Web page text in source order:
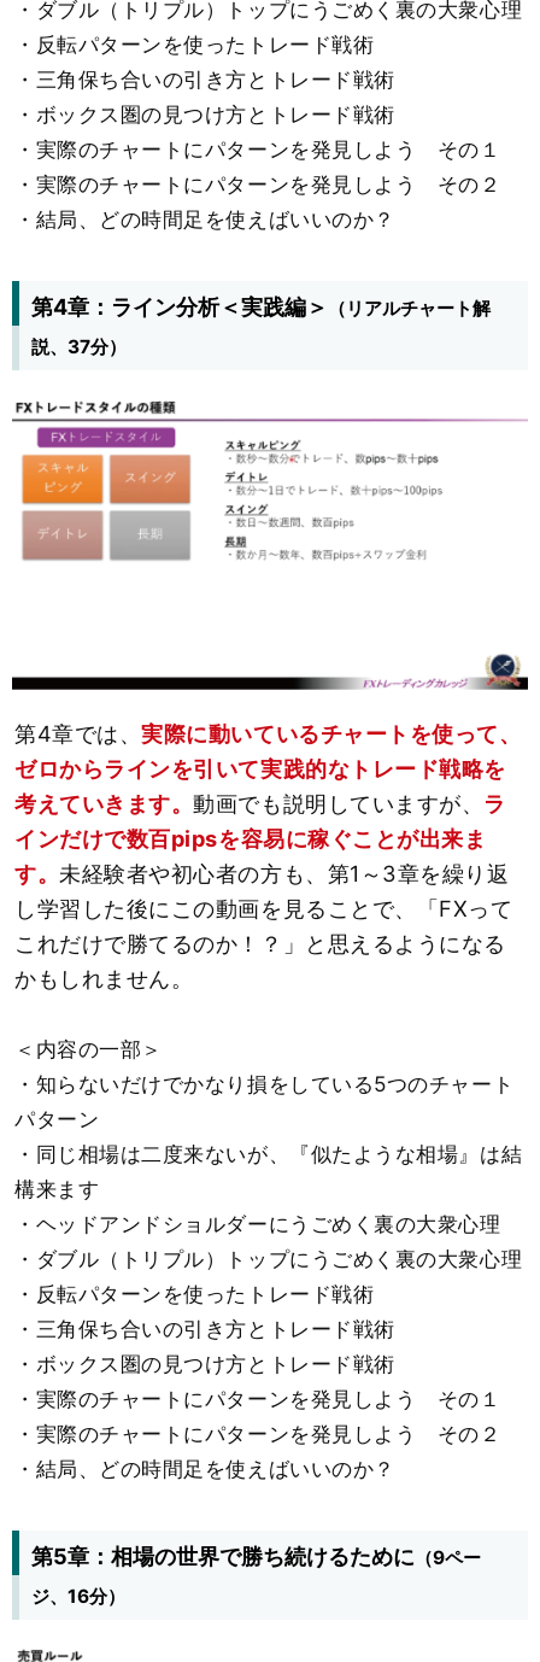
・ダブル（トリプル）トップにうごめく裏の大衆心理
・反転パターンを使ったトレード戦術
・三角保ち合いの引き方とトレード戦術
・ボックス圏の見つけ方とトレード戦術
・実際のチャートにパターンを発見しよう その１
・実際のチャートにパターンを発見しよう その２
・結局、どの時間足を使えばいいのか？
第4章：ライン分析＜実践編＞
（リアルチャート解
説、37分）
第4章では、実際に動いているチャートを使って、
ゼロからラインを引いて実践的なトレード戦略を
考えていきます。動画でも説明していますが、 ラ
インだけで数百pipsを容易に稼ぐことが出来ま
す。 未経験者や初心者の方も、第1～3章を繰り返
し学習した後にこの動画を見ることで、「FXって
これだけで勝てるのか！？」と思えるようになる
かもしれません。
＜内容の一部＞
・知らないだけでかなり損をしている5つのチャート
パターン
・同じ相場は二度来ないが、『似たような相場』は結
構来ます
・ヘッドアンドショルダーにうごめく裏の大衆心理
・ダブル（トリプル）トップにうごめく裏の大衆心理
・反転パターンを使ったトレード戦術
・三角保ち合いの引き方とトレード戦術
・ボックス圏の見つけ方とトレード戦術
・実際のチャートにパターンを発見しよう その１
・実際のチャートにパターンを発見しよう その２
・結局、どの時間足を使えばいいのか？
第5章：相場の世界で勝ち続けるために （9ペー
ジ、16分）